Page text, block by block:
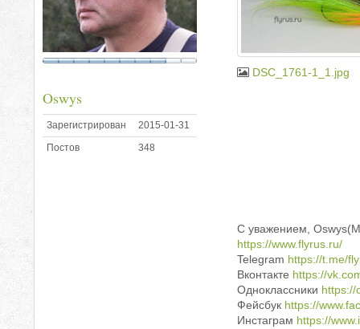
Oswys
Зарегистрирован
2015-01-31
Постов
348
DSC_1761-1_1.jpg
С уважением,
https://www.flyrus.ru/
Telegram https://t.me/
Вконтакте https://
Одноклассники https://
Фейсбук https://
Инстаграм https://